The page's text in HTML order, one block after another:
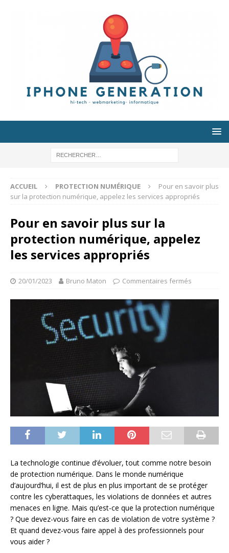
ACCUEIL PROTECTION NUMÉRIQUE
Pour en savoir plus
sur la protection numérique, appelez les services appropriés
Pour en savoir plus sur la
protection numérique, appelez
les services appropriés
20/01/2023 Bruno Maton Commentaires fermés
La technologie continue d’évoluer, tout comme notre besoin
de protection numérique. Dans le monde numérique
d’aujourd’hui, il est de plus en plus important de se protéger
contre les cyberattaques, les violations de données et autres
menaces en ligne. Mais qu’est-ce que la protection numérique
? Que devez-vous faire en cas de violation de votre système ?
Et quand devez-vous faire appel à des professionnels pour
vous aider ?